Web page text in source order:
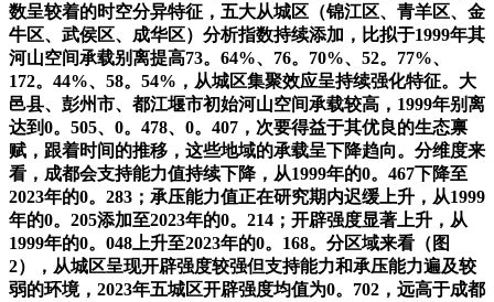
数呈较着的时空分异特征，五大从城区（锦江区、青羊区、金
牛区、武侯区、成华区）分析指数持续添加，比拟于1999年其
河山空间承载别离提高73。64%、76。70%、52。77%、
172。44%、58。54%，从城区集聚效应呈持续强化特征。大
邑县、彭州市、都江堰市初始河山空间承载较高，1999年别离
达到0。505、0。478、0。407，次要得益于其优良的生态禀
赋，跟着时间的推移，这些地域的承载呈下降趋向。分维度来
看，成都会支持能力值持续下降，从1999年的0。467下降至
2023年的0。283；承压能力值正在研究期内迟缓上升，从1999
年的0。205添加至2023年的0。214；开辟强度显著上升，从
1999年的0。048上升至2023年的0。168。分区域来看（图
2），从城区呈现开辟强度较强但支持能力和承压能力遍及较
弱的环境，2023年五城区开辟强度均值为0。702，远高于成都